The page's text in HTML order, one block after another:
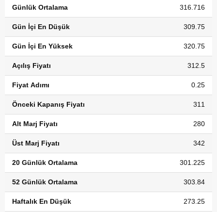
Günlük Ortalama 316.716
Gün İçi En Düşük 309.75
Gün İçi En Yüksek 320.75
Açılış Fiyatı 312.5
Fiyat Adımı 0.25
Önceki Kapanış Fiyatı 311
Alt Marj Fiyatı 280
Üst Marj Fiyatı 342
20 Günlük Ortalama 301.225
52 Günlük Ortalama 303.84
Haftalık En Düşük 273.25